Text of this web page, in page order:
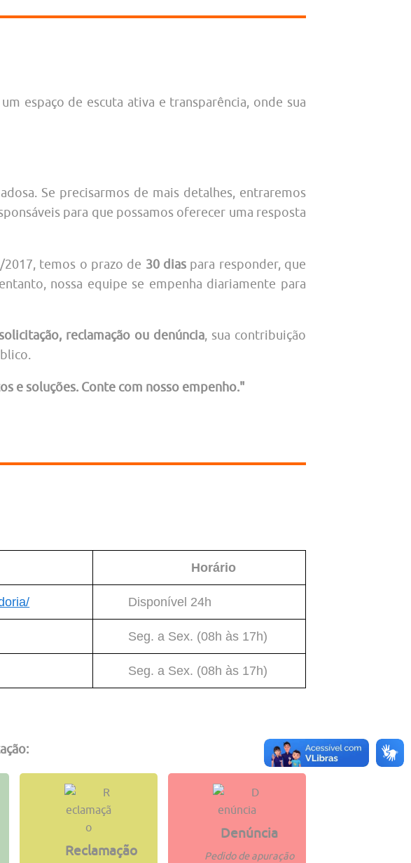
espaço de escuta ativa e transparência, onde sua
Se precisarmos de mais detalhes, entraremos
para que possamos oferecer uma resposta
2017, temos o prazo de 30 dias para responder, que
nossa equipe se empenha diariamente para
reclamação ou denúncia, sua contribuição
e soluções. Conte com nosso empenho."
Horário
Disponível 24h
Seg. a Sex. (08h às 17h)
Seg. a Sex. (08h às 17h)
Reclamação
Denúncia
Pedido de apuração